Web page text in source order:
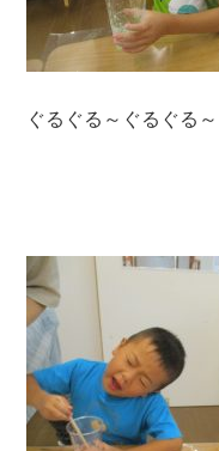
ぐるぐる～ぐるぐる～